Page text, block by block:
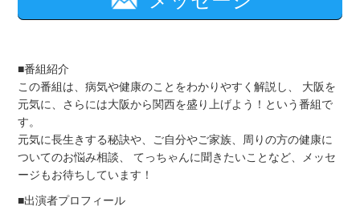
■番組紹介
この番組は、病気や健康のことをわかりやすく解説し、 大阪を
元気に、さらには大阪から関西を盛り上げよう！という番組で
す。
元気に長生きする秘訣や、ご自分やご家族、周りの方の健康に
ついてのお悩み相談、 てっちゃんに聞きたいことなど、メッセ
ージもお待ちしています！
■出演者プロフィール